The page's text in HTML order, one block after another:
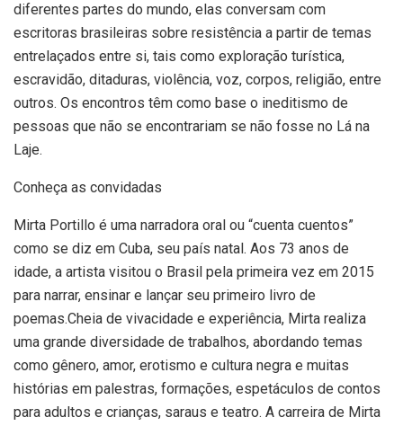
diferentes partes do mundo, elas conversam com
escritoras brasileiras sobre resistência a partir de temas
entrelaçados entre si, tais como exploração turística,
escravidão, ditaduras, violência, voz, corpos, religião, entre
outros. Os encontros têm como base o ineditismo de
pessoas que não se encontrariam se não fosse no Lá na
Laje.
Conheça as convidadas
Mirta Portillo é uma narradora oral ou “cuenta cuentos”
como se diz em Cuba, seu país natal. Aos 73 anos de
idade, a artista visitou o Brasil pela primeira vez em 2015
para narrar, ensinar e lançar seu primeiro livro de
poemas.Cheia de vivacidade e experiência, Mirta realiza
uma grande diversidade de trabalhos, abordando temas
como gênero, amor, erotismo e cultura negra e muitas
histórias em palestras, formações, espetáculos de contos
para adultos e crianças, saraus e teatro. A carreira de Mirta